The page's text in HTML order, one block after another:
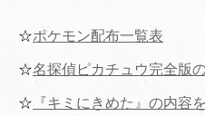
☆ポケモン配布一覧表
☆名探偵ピカチュウ完全版
☆ 『キミにきめた』の内容